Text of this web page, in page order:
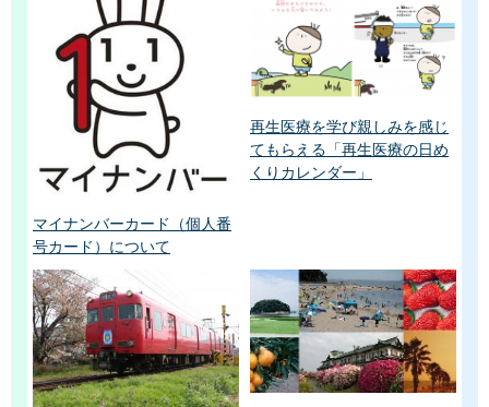
マイナンバーカード（個人番
号カード）について
再生医療を学び親しみを感じ
てもらえる「再生医療の日め
くりカレンダー」